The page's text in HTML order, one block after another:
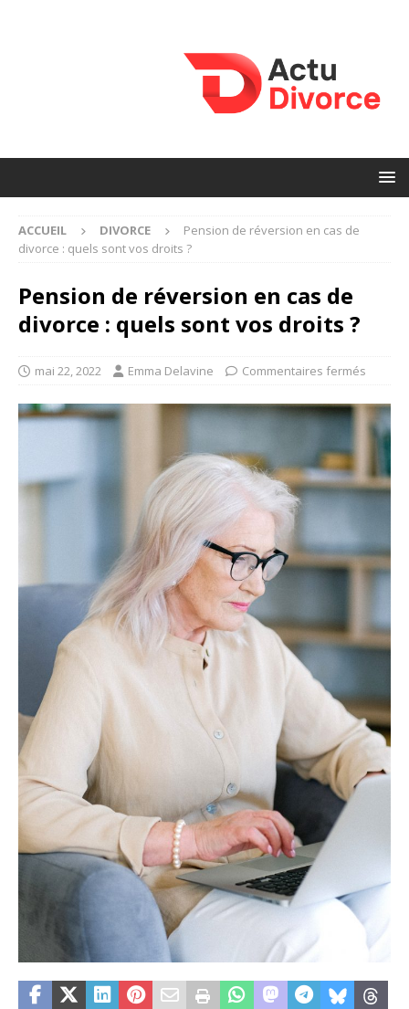
ACCUEIL DIVORCE
Pension de réversion en cas de
divorce : quels sont vos droits ?
Pension de réversion en cas de
divorce : quels sont vos droits ?
mai 22, 2022 Emma Delavine Commentaires fermés